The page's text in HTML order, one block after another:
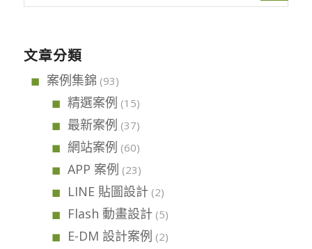
文章分類
案例集錦 (93)
精選案例 (15)
最新案例 (37)
網站案例 (60)
APP 案例 (23)
LINE 貼圖設計(2)
Flash 動畫設計(5)
E-DM 設計案例 (2)